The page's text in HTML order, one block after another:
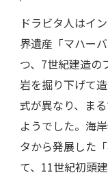
ドラビタ人はイ
界遺産「マハー
つ、7世紀建造の
岩を掘り下げて
式が異なり、ま
ようでした。海
タから発展した
て、11世紀初頭